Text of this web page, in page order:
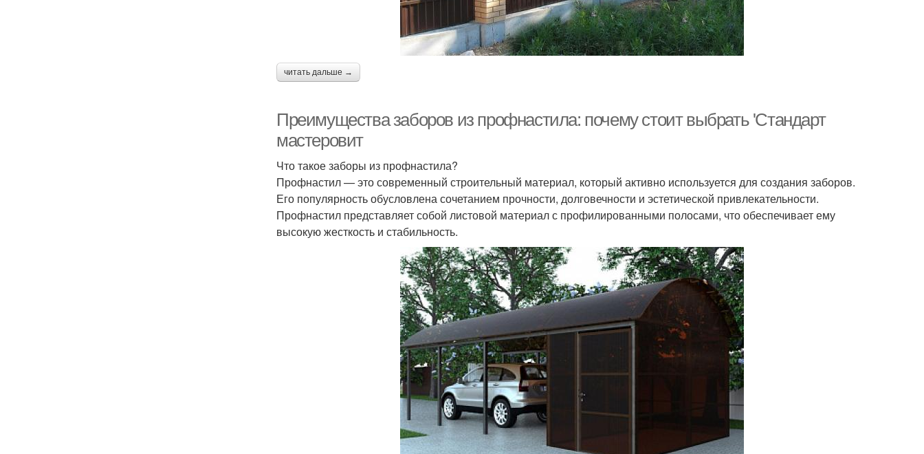
читать дальше →
Преимущества заборов из профнастила: почему стоит выбрать 'Стандарт
мастеровит
Что такое заборы из профнастила?
Профнастил — это современный строительный материал, который активно используется для создания заборов.
Его популярность обусловлена сочетанием прочности, долговечности и эстетической привлекательности.
Профнастил представляет собой листовой материал с профилированными полосами, что обеспечивает ему
высокую жесткость и стабильность.